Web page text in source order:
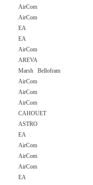
AirCom
AirCom
EA
EA
AirCom
AREVA
Marsh Bellofram
AirCom
AirCom
AirCom
CAHOUET
ASTRO
EA
AirCom
AirCom
AirCom
EA